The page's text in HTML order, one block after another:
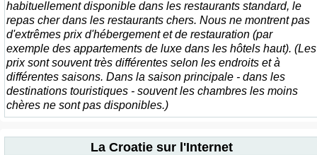
habituellement disponible dans les restaurants standard, le
repas cher dans les restaurants chers. Nous ne montrent pas
d'extrêmes prix d'hébergement et de restauration (par
exemple des appartements de luxe dans les hôtels haut). (Les
prix sont souvent très différentes selon les endroits et à
différentes saisons. Dans la saison principale - dans les
destinations touristiques - souvent les chambres les moins
chères ne sont pas disponibles.)
La Croatie sur l'Internet